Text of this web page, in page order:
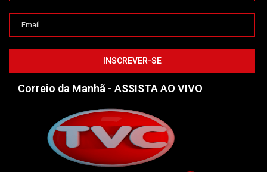
Correio da Manhã - ASSISTA AO VIVO